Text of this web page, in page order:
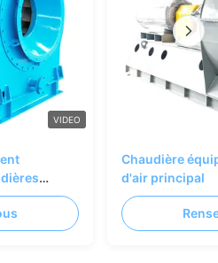
VIDEO
Chaudière
d'air principal